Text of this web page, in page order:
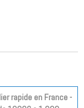
rapide en France -